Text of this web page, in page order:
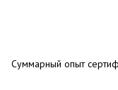
Суммарный опыт